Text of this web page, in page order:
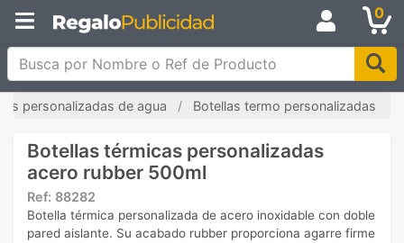
0
Busca por Nombre o Ref de Producto
personalizadas de agua Botellas termo personalizadas
Botellas térmicas personalizadas
acero rubber 500ml
Ref: 88282
Botella térmica personalizada de acero inoxidable con doble
pared aislante. Su acabado rubber proporciona agarre firme